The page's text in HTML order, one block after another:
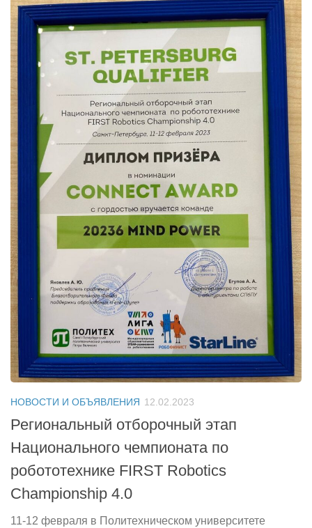
НОВОСТИ И ОБЪЯВЛЕНИЯ 12.02.2023
Региональный отборочный этап
Национального чемпионата по
робототехнике FIRST Robotics
Championship 4.0
11-12 февраля в Политехническом университете